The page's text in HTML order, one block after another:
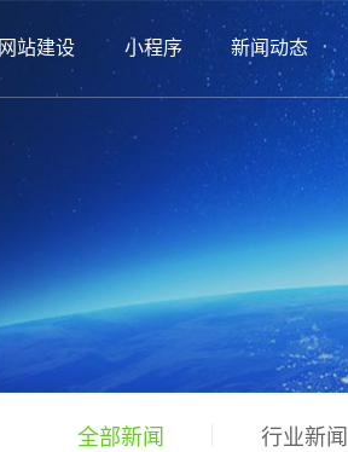
网站建设 小程序 新闻动态
全部新闻 行业新闻